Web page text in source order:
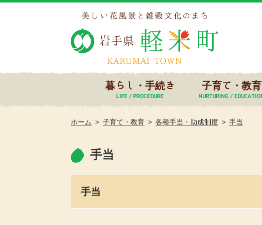
暮らし・手続き 子育て・教育
ホーム 子育て・教育 各種手当・助成制度 手当
手当
手当